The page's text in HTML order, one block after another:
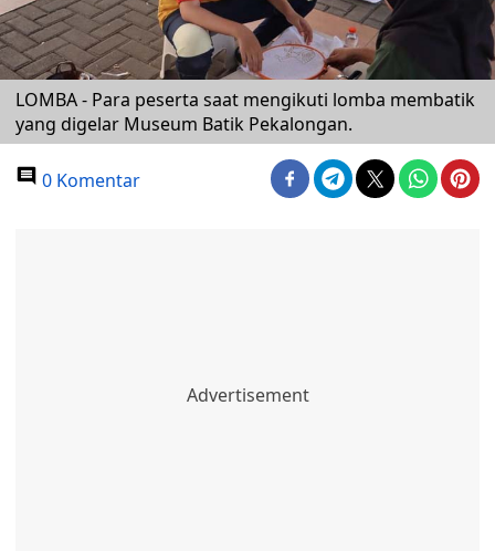
LOMBA - Para peserta saat mengikuti lomba membatik
yang digelar Museum Batik Pekalongan.
0 Komentar